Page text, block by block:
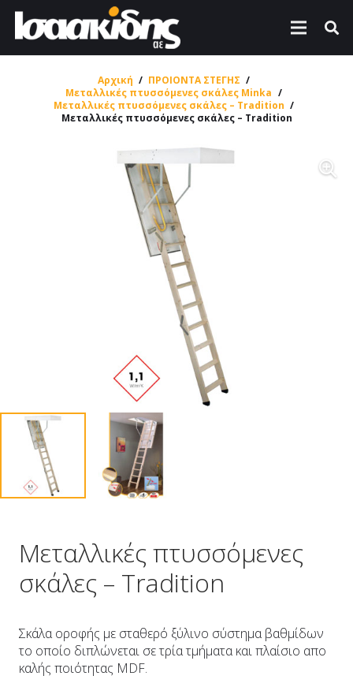
Αρχική / ΠΡΟΙΟΝΤΑ ΣΤΕΓΗΣ /
Μεταλλικές πτυσσόμενες σκάλες Minka /
Μεταλλικές πτυσσόμενες σκάλες – Tradition /
Μεταλλικές πτυσσόμενες σκάλες – Tradition
Μεταλλικές πτυσσόμενες
σκάλες – Tradition
Σκάλα οροφής με σταθερό ξύλινο σύστημα βαθμίδων
το οποίο διπλώνεται σε τρία τμήματα και πλαίσιο απο
καλής ποιότητας MDF.